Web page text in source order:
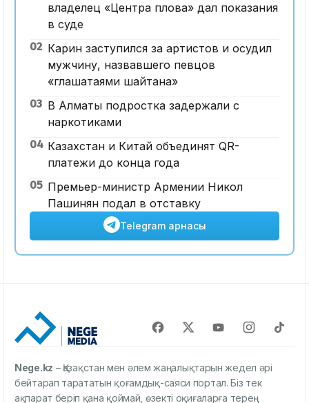
владелец «Центра плова» дал показания
в суде
02 Карин заступился за артистов и осудил
мужчину, назвавшего певцов
«глашатаями шайтана»
03 В Алматы подростка задержали с
наркотиками
04 Казахстан и Китай объединят QR-
платежи до конца года
05 Премьер-министр Армении Никол
Пашинян подал в отставку
Telegram арнасы
Nege.kz – Қазақстан мен әлем жаңалықтарын жедел әрі
бейтарап тарататын қоғамдық-саяси портал. Біз тек
ақпарат беріп қана қоймай, өзекті оқиғаларға терең